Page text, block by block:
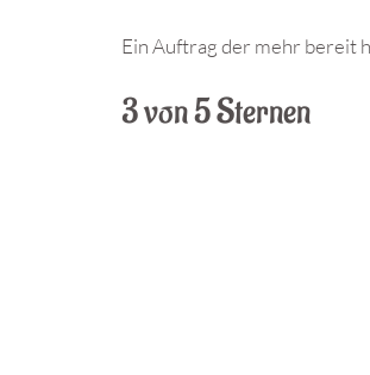
Ein Auftrag der mehr bereit
3 von 5 Sternen